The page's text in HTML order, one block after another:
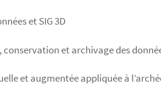
et SIG 3D
et archivage des
et augmentée appliquée à